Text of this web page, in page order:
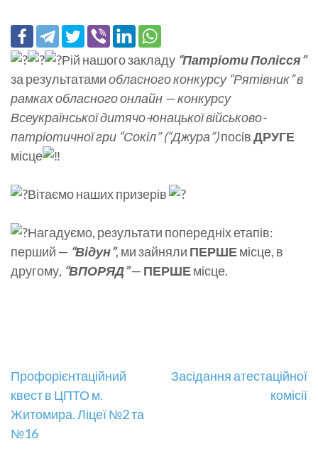
Рій нашого закладу “Патріоти Полісся”
за результатамиобласного конкурсу “Рятівник” в
рамках обласного онлайн — конкурсу
Всеукраїнської дитячо-юнацької військово-
патріотичної гри “Сокіл” (“Джура”)посівДРУГЕ
місце
Вітаємо наших призерів
Нагадуємо, результати попередніх етапів:
перший — “Відун”, ми зайняли ПЕРШЕмісце, в
другому, “ВПОРЯД”— ПЕРШЕмісце.
Навігація
записів
Профорієнтаційний
квест в ЦПТО м.
Житомира. Ліцеї №2 та
№16
Засідання атестаційної
комісії